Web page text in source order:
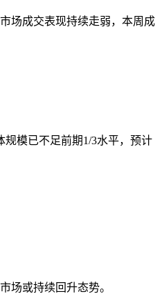
场成交表现持续走弱，本周成
模已不足前期1/3水平，预计
场或持续回升态势。